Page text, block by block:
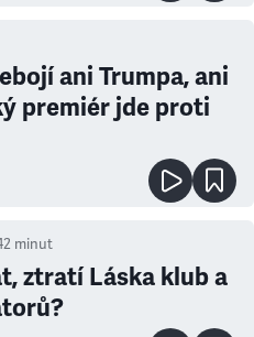
ani Trumpa, ani
premiér jde proti
minut
ztratí Láska klub a